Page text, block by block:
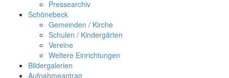
Pressearchiv
Schönebeck
Gemeinden / Kirche
Schulen / Kindergärten
Vereine
Weitere Einrichtungen
Bildergalerien
Aufnahmeantrag